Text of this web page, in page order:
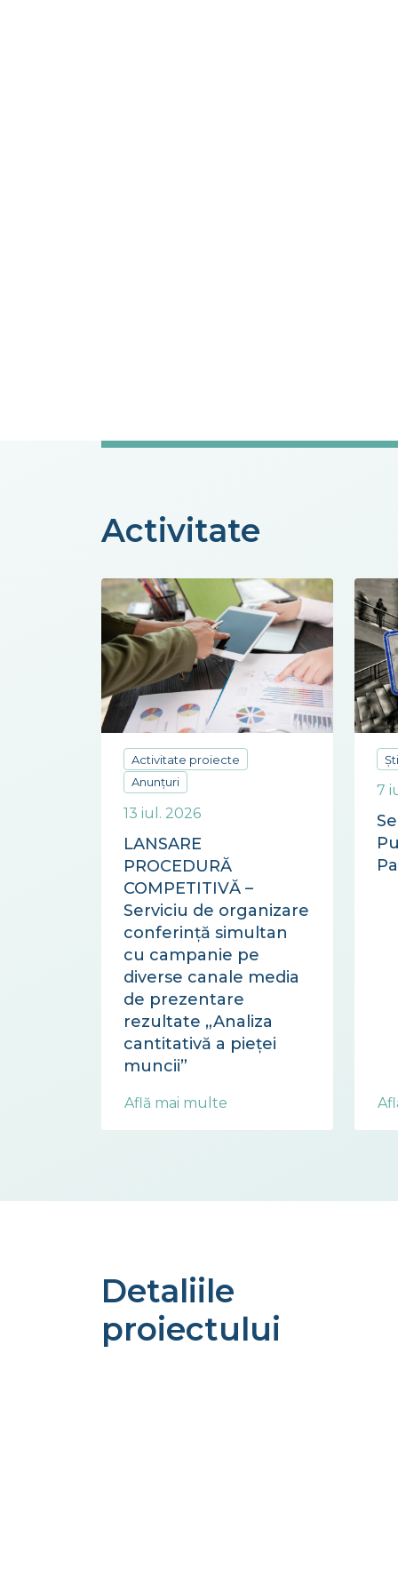
Activitate
Activitate proiecte
Anunțuri
13 iul. 2026
LANSARE
PROCEDURĂ
COMPETITIVĂ –
Serviciu de organizare
conferință simultan
cu campanie pe
diverse canale media
de prezentare
rezultate „Analiza
cantitativă a pieței
muncii”
Află mai multe
7
Detaliile
proiectului